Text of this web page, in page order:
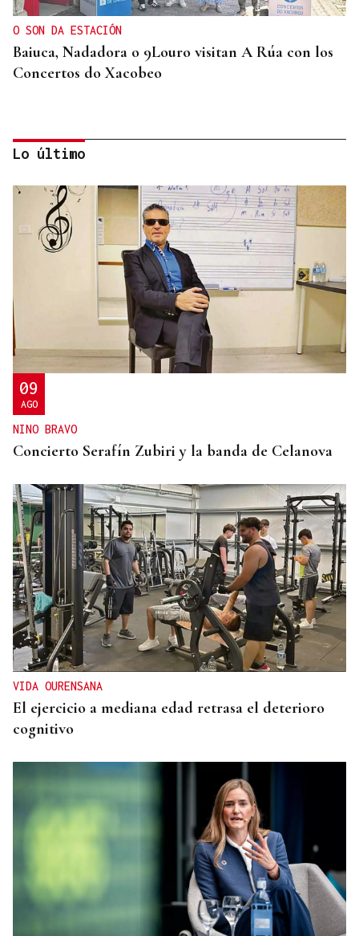
O SON DA ESTACIÓN
Baiuca, Nadadora o 9Louro visitan A Rúa con los
Concertos do Xacobeo
ASOCIACIONES EMPRESARIALES
La Asociación Empresarial de Valdeorras busca
continuar con la línea actual de promoción
Lo último
09
AGO
NINO BRAVO
Concierto Serafín Zubiri y la banda de Celanova
VIDA OURENSANA
El ejercicio a mediana edad retrasa el deterioro
cognitivo